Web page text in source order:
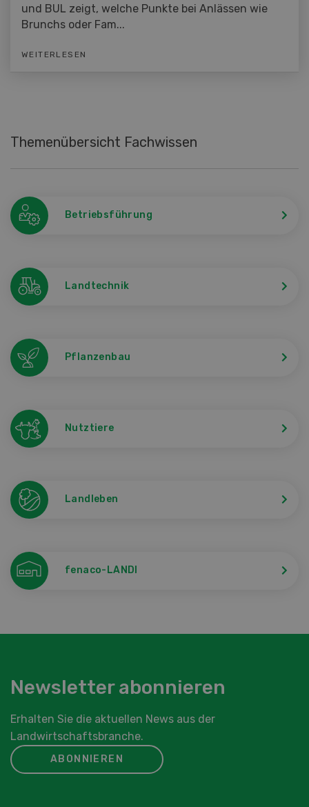
und BUL zeigt, welche Punkte bei Anlässen wie
Brunchs oder Fam...
WEITERLESEN
Themenübersicht Fachwissen
Betriebsführung
Landtechnik
Pflanzenbau
Nutztiere
Landleben
fenaco-LANDI
Newsletter abonnieren
Erhalten Sie die aktuellen News aus der
Landwirtschaftsbranche.
ABONNIEREN